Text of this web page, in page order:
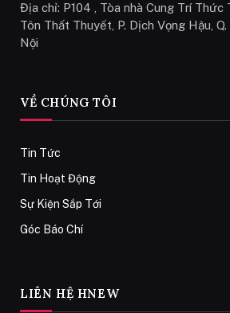
Địa chỉ: P104 , Tòa nhà Cung Trí Thức
Tôn Thất Thuyết, P. Dịch Vọng Hậu, Q.
Nội
VỀ CHÚNG TÔI
Tin Tức
Tin Hoạt Động
Sự Kiện Sắp Tới
Góc Báo Chí
LIÊN HỆ HNEW